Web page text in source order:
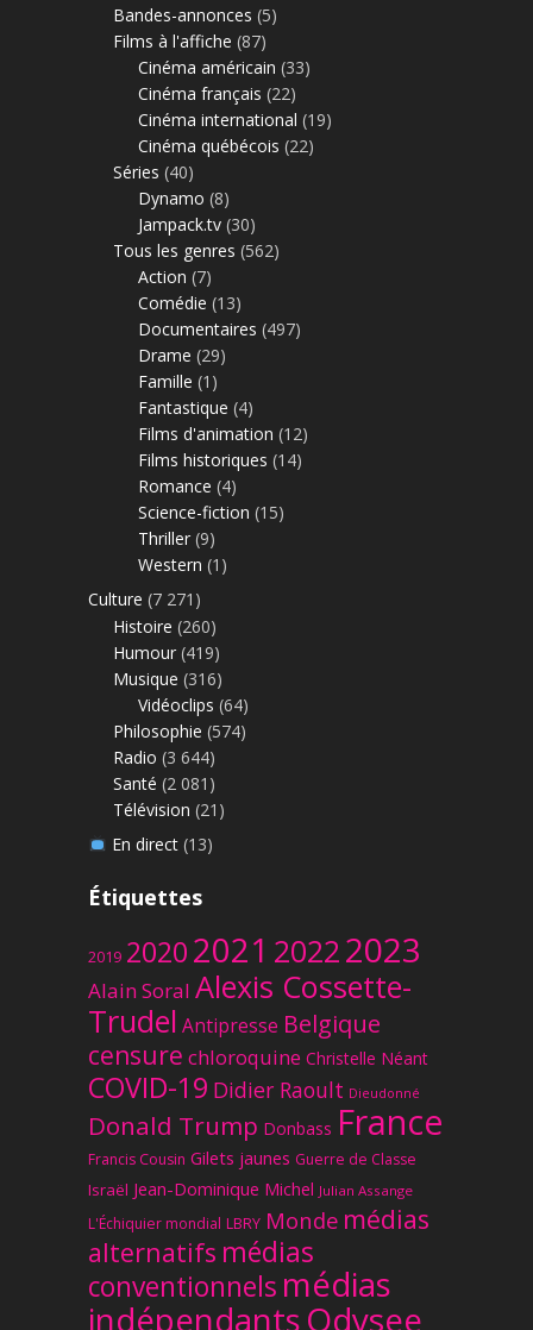
Bandes-annonces (5)
Films à l'affiche (87)
Cinéma américain (33)
Cinéma français (22)
Cinéma international (19)
Cinéma québécois (22)
Séries (40)
Dynamo (8)
Jampack.tv (30)
Tous les genres (562)
Action (7)
Comédie (13)
Documentaires (497)
Drame (29)
Famille (1)
Fantastique (4)
Films d'animation (12)
Films historiques (14)
Romance (4)
Science-fiction (15)
Thriller (9)
Western (1)
Culture (7 271)
Histoire (260)
Humour (419)
Musique (316)
Vidéoclips (64)
Philosophie (574)
Radio (3 644)
Santé (2 081)
Télévision (21)
En direct(13)
Étiquettes
2019 20202021 20222023
Alain Soral Alexis Cossette-
Trudel Antipresse Belgique
censure chloroquine Christelle Néant
COVID-19 Didier Raoult Dieudonné
Donald Trump Donbass France
Francis Cousin Gilets jaunes Guerre de Classe
Israël Jean-Dominique Michel Julian Assange
L'Échiquier mondial LBRY Monde médias
alternatifs médias
conventionnels médias
indépendantsOdysee